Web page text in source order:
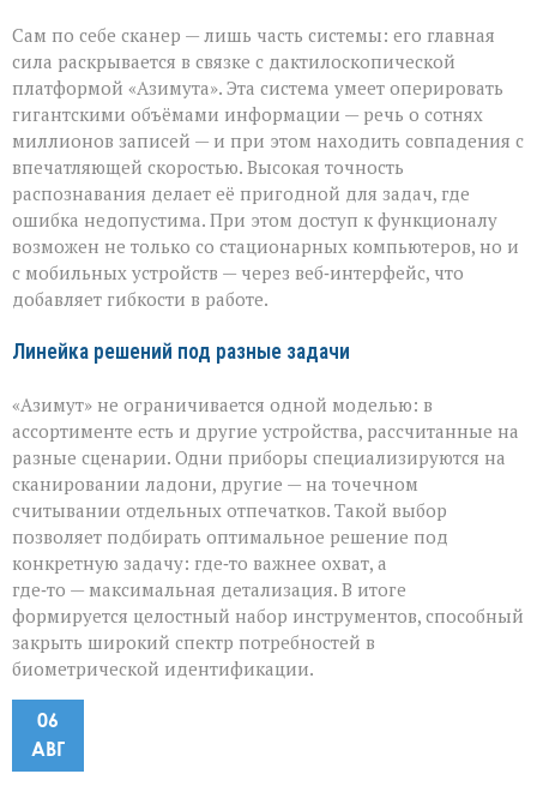
Сам по себе сканер — лишь часть системы: его главная
сила раскрывается в связке с дактилоскопической
платформой «Азимута». Эта система умеет оперировать
гигантскими объёмами информации — речь о сотнях
миллионов записей — и при этом находить совпадения с
впечатляющей скоростью. Высокая точность
распознавания делает её пригодной для задач, где
ошибка недопустима. При этом доступ к функционалу
возможен не только со стационарных компьютеров, но и
с мобильных устройств — через веб‑интерфейс, что
добавляет гибкости в работе.
Линейка решений под разные задачи
«Азимут» не ограничивается одной моделью: в
ассортименте есть и другие устройства, рассчитанные на
разные сценарии. Одни приборы специализируются на
сканировании ладони, другие — на точечном
считывании отдельных отпечатков. Такой выбор
позволяет подбирать оптимальное решение под
конкретную задачу: где‑то важнее охват, а
где‑то — максимальная детализация. В итоге
формируется целостный набор инструментов, способный
закрыть широкий спектр потребностей в
биометрической идентификации.
06
АВГ